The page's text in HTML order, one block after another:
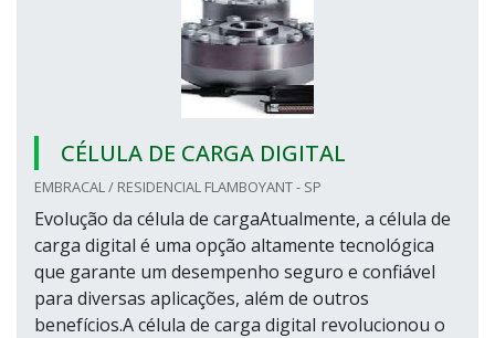
CÉLULA DE CARGA DIGITAL
EMBRACAL / RESIDENCIAL FLAMBOYANT - SP
Evolução da célula de cargaAtualmente, a célula de
carga digital é uma opção altamente tecnológica
que garante um desempenho seguro e confiável
para diversas aplicações, além de outros
benefícios.A célula de carga digital revolucionou o